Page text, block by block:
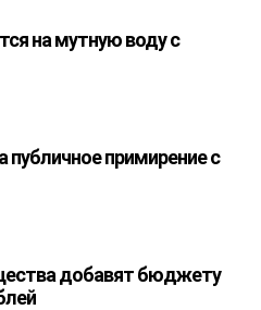
на мутную воду с
публичное примирение с
добавят бюджету